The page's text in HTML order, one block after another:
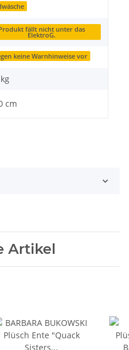
fällt nicht unter das
ElektroG.
keine Warnhinweise vor
cm
Artikel